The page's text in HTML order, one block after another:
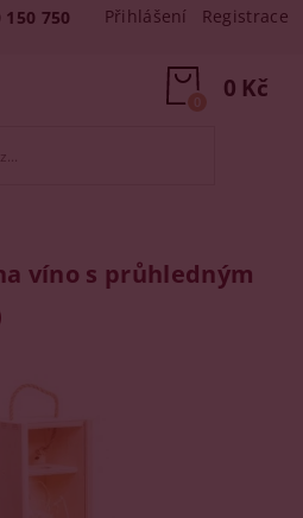
150 750 Přihlášení Registrace
0 Kč
0
víno s průhledným